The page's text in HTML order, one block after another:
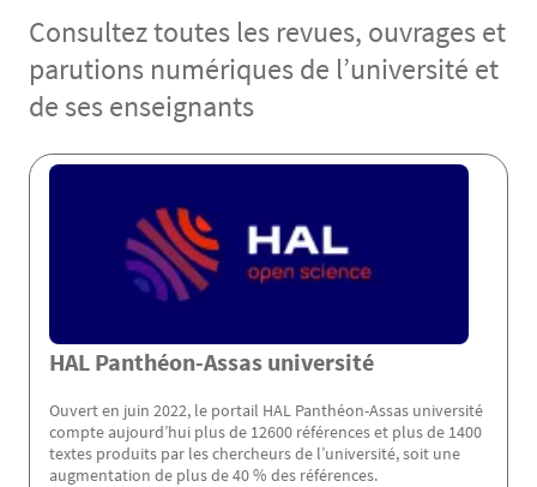
Consultez toutes les revues, ouvrages et
parutions numériques de l’université et
de ses enseignants
Menu Assas
HAL Panthéon-Assas université
Ouvert en juin 2022, le portail HAL Panthéon-Assas université
compte aujourd’hui plus de 12600 références et plus de 1400
textes produits par les chercheurs de l’université, soit une
augmentation de plus de 40 % des références.